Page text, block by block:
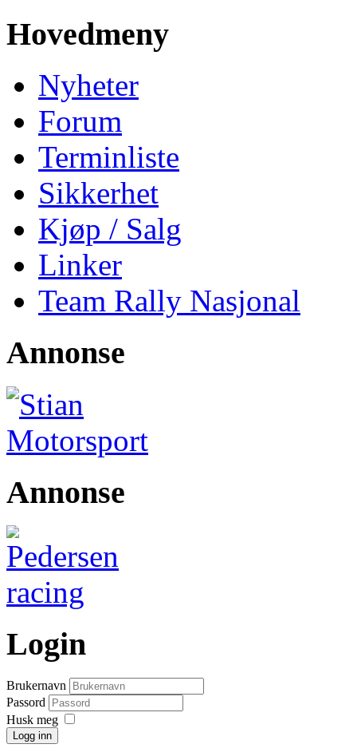
Hovedmeny
Nyheter
Forum
Terminliste
Sikkerhet
Kjøp / Salg
Linker
Team Rally Nasjonal
Annonse
Annonse
Login
Brukernavn
Passord
Husk meg
Logg inn